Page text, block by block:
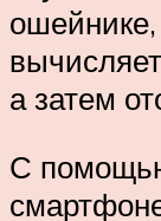
а затем
С